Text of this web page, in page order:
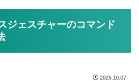
ジェスチャーのコマンド
2025.10.07